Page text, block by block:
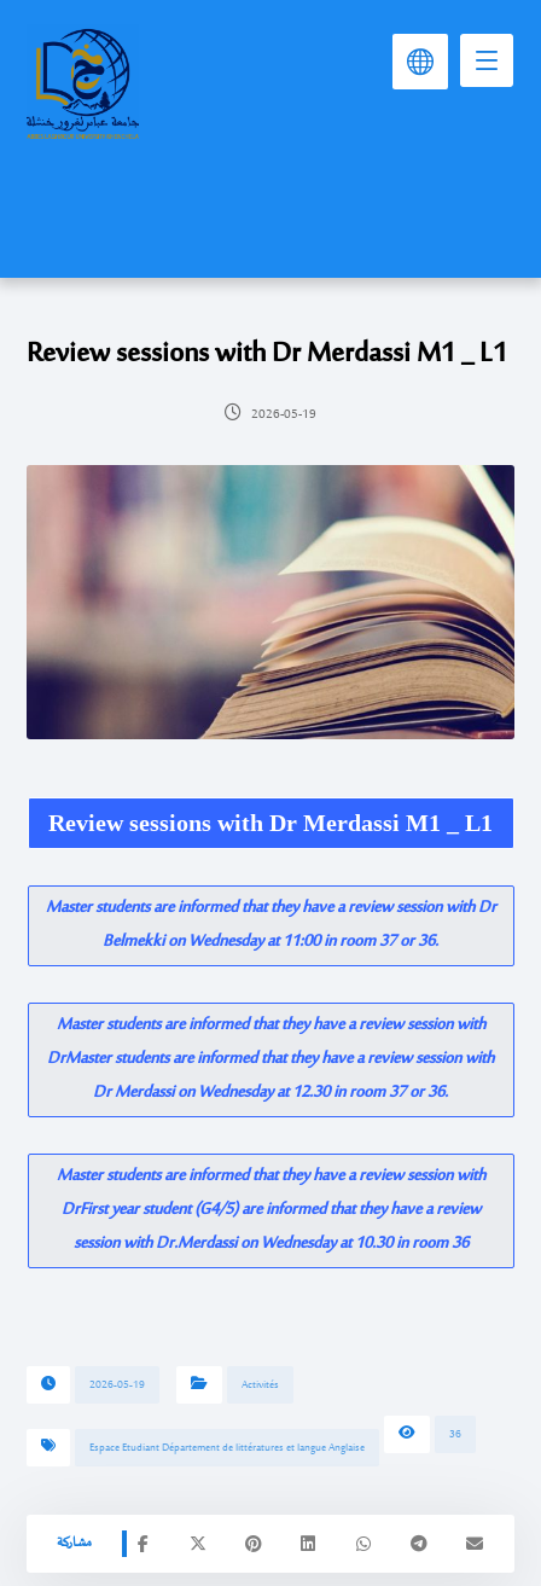
Review sessions with Dr Merdassi M1 _ L1
2026-05-19
Review sessions with Dr Merdassi M1 _ L1
Master students are informed that they have a review session with Dr
Belmekki on Wednesday at 11:00 in room 37 or 36.
Master students are informed that they have a review session with
DrMaster students are informed that they have a review session with
Dr Merdassi on Wednesday at 12.30 in room 37 or 36.
Master students are informed that they have a review session with
DrFirst year student (G4/5) are informed that they have a review
session with Dr.Merdassi on Wednesday at 10.30 in room 36
2026-05-19 Activités
Espace Etudiant Département de littératures et langue Anglaise
36